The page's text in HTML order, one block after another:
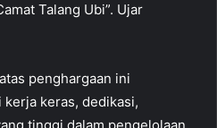
Talang Ubi”. Ujar
penghargaan ini
keras, dedikasi,